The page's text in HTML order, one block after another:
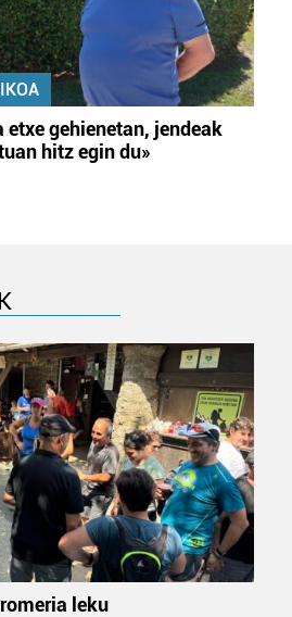
etxe gehienetan, jendeak
hitz egin du»
leku